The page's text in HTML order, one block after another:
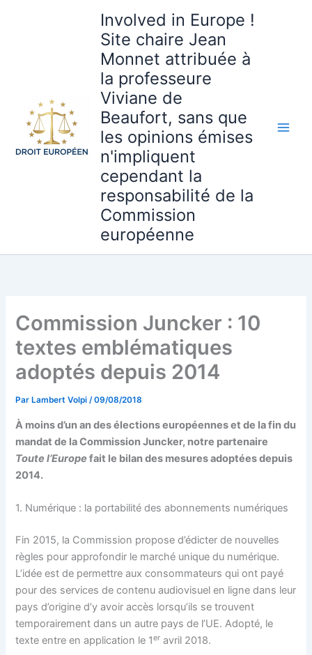
Involved in Europe !
Site chaire Jean
Monnet attribuée à
la professeure
Viviane de
Beaufort, sans que
les opinions émises
n'impliquent
cependant la
responsabilité de la
Commission
européenne
Commission Juncker : 10
textes emblématiques
adoptés depuis 2014
Par Lambert Volpi/09/08/2018
À moins d’un an des élections européennes et de la fin du
mandat de la Commission Juncker, notre partenaire
Toute l’Europe fait le bilan des mesures adoptées depuis
2014.
1. Numérique : la portabilité des abonnements numériques
Fin 2015, la Commission propose d’édicter de nouvelles
règles pour approfondir le marché unique du numérique.
L’idée est de permettre aux consommateurs qui ont payé
pour des services de contenu audiovisuel en ligne dans leur
pays d’origine d’y avoir accès lorsqu’ils se trouvent
temporairement dans un autre pays de l’UE. Adopté, le
texte entre en application le 1er avril 2018.